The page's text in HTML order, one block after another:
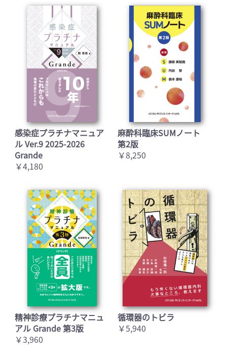
感染症プラチナマニュア
ル Ver.9 2025-2026
Grande
￥4,180
麻酔科臨床SUMノート
第2版
￥8,250
精神診療プラチナマニュ
アル Grande 第3版
￥3,960
循環器のトビラ
￥5,940